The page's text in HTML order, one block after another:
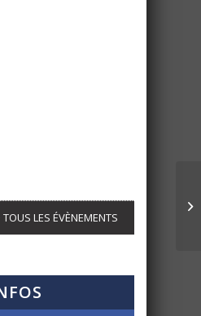
LES ÉVÈNEMENTS